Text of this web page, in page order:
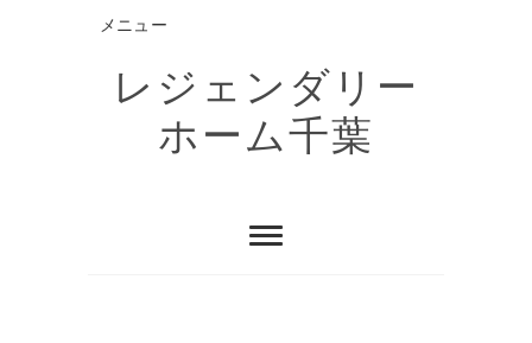
メニュー
レジェンダリー
ホーム千葉